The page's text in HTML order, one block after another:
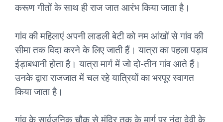
करूण गीतों के साथ ही राज जात आरंभ किया जाता है।
गांव की महिलाएं अपनी लाडली बेटी को नम आंखों से गांव की
सीमा तक विदा करने के लिए जाती हैं। यात्रा का पहला पड़ाव
ईड़ाबधानी होता है। यात्रा मार्ग में जो दो-तीन गांव आते हैं।
उनके द्वारा राजजात में चल रहे यात्रियों का भरपूर स्वागत
किया जाता है।